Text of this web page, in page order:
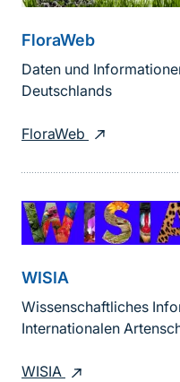
FloraWeb
Daten und
Deutschlands
FloraWeb
WISIA
Wissenschaftliches
Internationalen
WISIA